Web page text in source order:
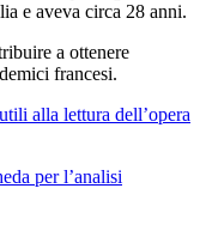
e aveva circa 28 anni.
a ottenere
francesi.
alla lettura dell’opera
per l’analisi